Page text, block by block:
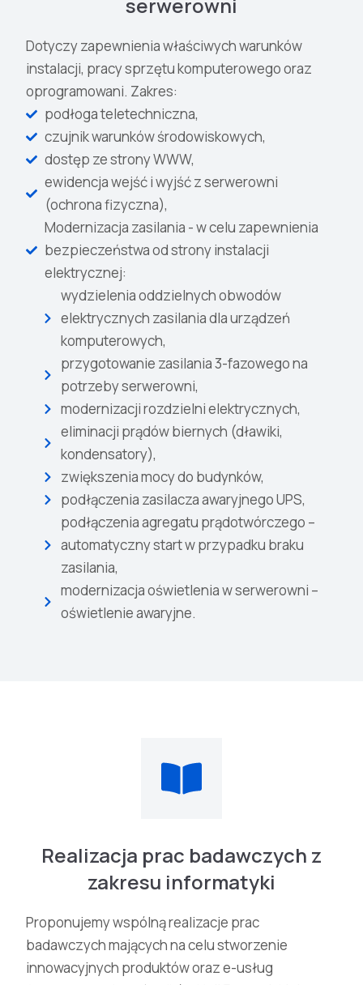
Dotyczy zapewnienia właściwych warunków
instalacji, pracy sprzętu komputerowego oraz
oprogramowani. Zakres:
podłoga teletechniczna,
czujnik warunków środowiskowych,
dostęp ze strony WWW,
ewidencja wejść i wyjść z serwerowni
(ochrona fizyczna),
Modernizacja zasilania - w celu zapewnienia
bezpieczeństwa od strony instalacji
elektrycznej:
wydzielenia oddzielnych obwodów
elektrycznych zasilania dla urządzeń
komputerowych,
przygotowanie zasilania 3-fazowego na
potrzeby serwerowni,
modernizacji rozdzielni elektrycznych,
eliminacji prądów biernych (dławiki,
kondensatory),
zwiększenia mocy do budynków,
podłączenia zasilacza awaryjnego UPS,
podłączenia agregatu prądotwórczego –
automatyczny start w przypadku braku
zasilania,
modernizacja oświetlenia w serwerowni –
oświetlenie awaryjne.
Realizacja prac badawczych z
zakresu informatyki
Proponujemy wspólną realizacje prac
badawczych mających na celu stworzenie
innowacyjnych produktów oraz e-usług